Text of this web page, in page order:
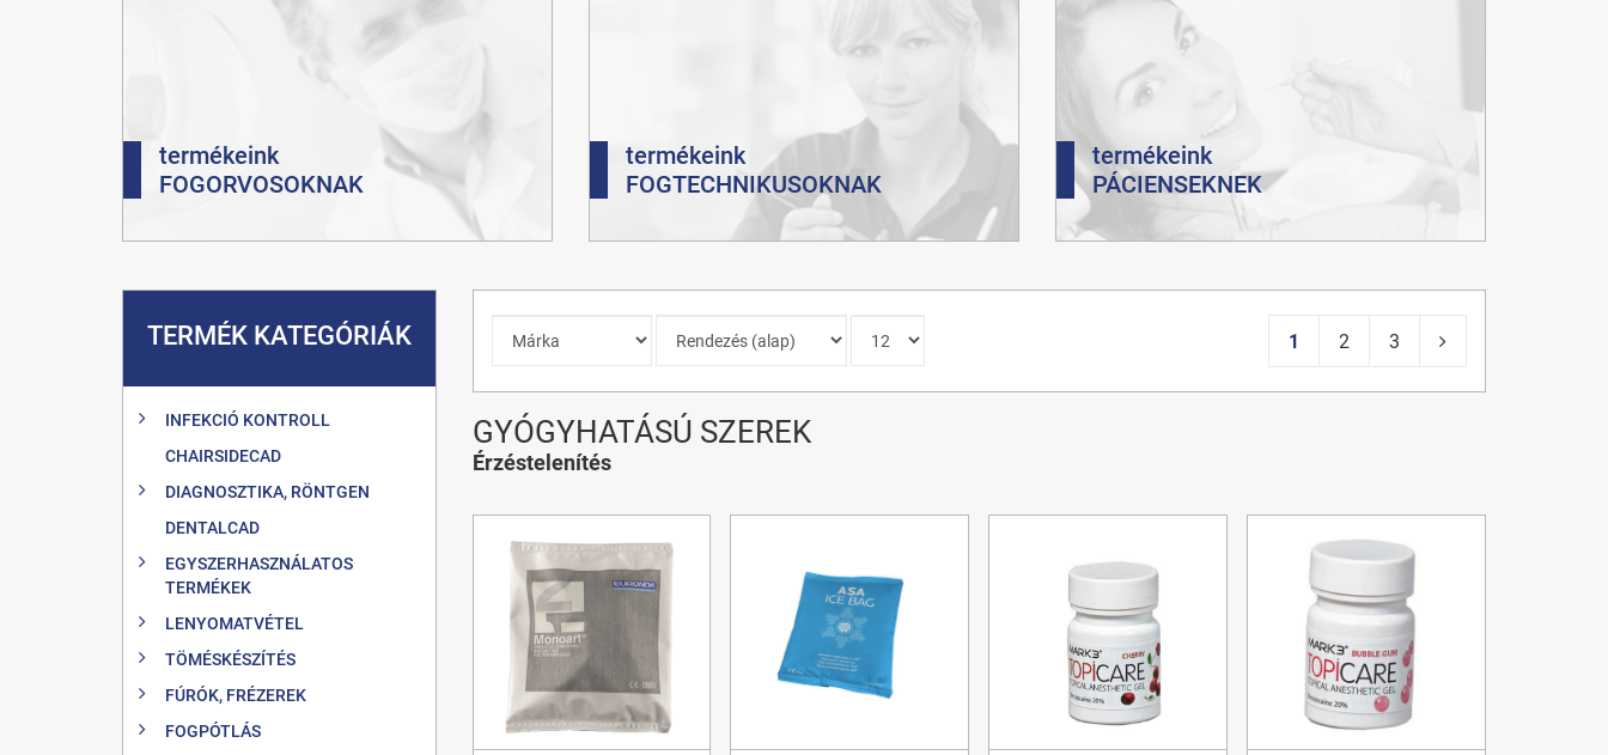
termékeink
FOGORVOSOKNAK
termékeink
FOGTECHNIKUSOKNAK
termékeink
PÁCIENSEKNEK
TERMÉK KATEGÓRIÁK
INFEKCIÓ KONTROLL
CHAIRSIDECAD
DIAGNOSZTIKA, RÖNTGEN
DENTALCAD
EGYSZERHASZNÁLATOS
TERMÉKEK
LENYOMATVÉTEL
TÖMÉSKÉSZÍTÉS
FÚRÓK, FRÉZEREK
FOGPÓTLÁS
1 2 3
GYÓGYHATÁSÚ SZEREK
Érzéstelenítés